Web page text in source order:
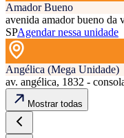
Amador Bueno
avenida amador bueno da
SPAgendar nessa unidade
Angélica (Mega Unidade)
av. angélica, 1832 -
Mostrar todas